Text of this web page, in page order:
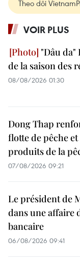
Theo dõi
VOIR PLUS
"Dâu
de la saison des
08/08/2026 01:30
Dong Thap
flotte de pêche
produits de la
07/08/2026 09:21
Le président de
dans une affaire
bancaire
06/08/2026 09:41